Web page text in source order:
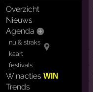
Overzicht
Nieuws
Agenda
nu & straks
kaart
festivals
WinactiesWIN
Trends